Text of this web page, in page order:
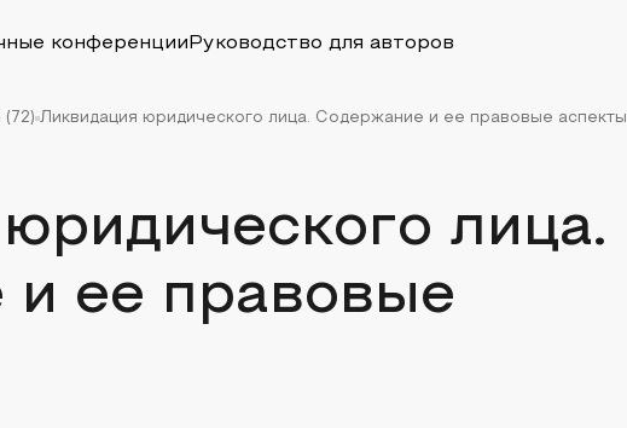
конференции Руководство для авторов
Ликвидация юридического лица. Содержание и ее правовые аспекты
лица.
ее правовые